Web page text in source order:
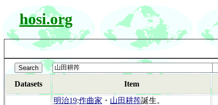
hosi.org
Datasets Item
明治19:作曲家 ・ 山田耕筰誕生。